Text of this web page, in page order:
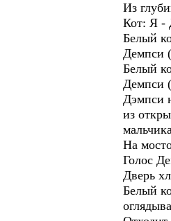
Из
Кот: Я -
Белый
Демпси
Белый
Демпси
Дэмпси
из
На
Голос
Дверь
Белый